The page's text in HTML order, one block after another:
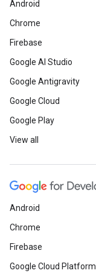
Android
Chrome
Firebase
Google AI Studio
Google Antigravity
Google Cloud
Google Play
View all
Android
Chrome
Firebase
Google Cloud Platform